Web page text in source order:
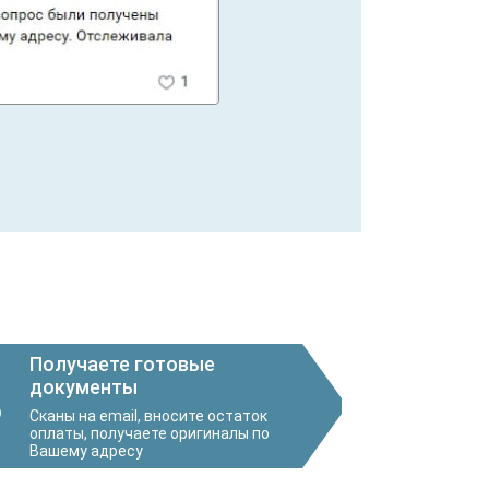
Получаете готовые
документы
Сканы на email, вносите остаток
оплаты, получаете оригиналы по
Вашему адресу